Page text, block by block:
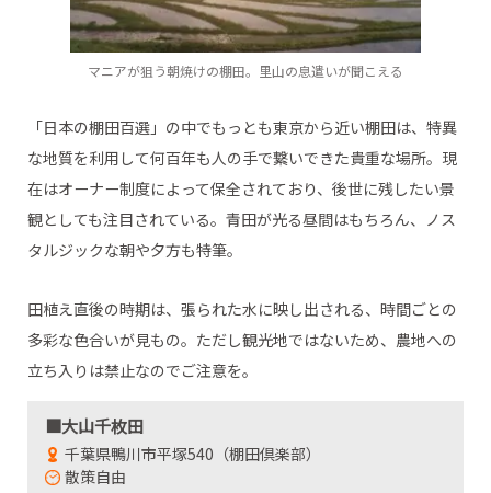
「日本の棚田百選」の中でもっとも東京から近い棚田は、特異
な地質を利用して何百年も人の手で繋いできた貴重な場所。現
在はオーナー制度によって保全されており、後世に残したい景
観としても注目されている。青田が光る昼間はもちろん、ノス
田植え直後の時期は、張られた水に映し出される、時間ごとの
多彩な色合いが見もの。ただし観光地ではないため、農地への
■大山千枚田
千葉県鴨川市平塚540（棚田倶楽部）